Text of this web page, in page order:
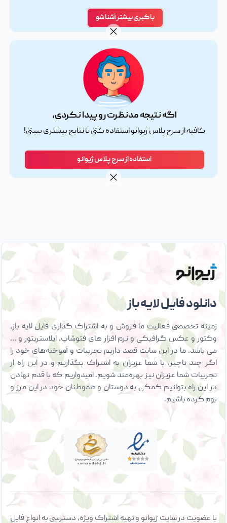
با کبری بیشتر آشنا شو
اگه نتیجه مدنظرت رو پیدا نکردی،
کافیه از سرچ پلاس ژیوانو استفاده کنی تا نتایج بیشتری ببینی!
استفاده از سرچ پلاس ژیوانو
دانلود فایل لایه باز
زمینه تخصصی فعالیت ما فروش و به اشتراک گذاری فایل لایه باز،
وکتور و عکس گرافیکی و نرم افزار های فتوشاپ، ایلاستریتور و …
می باشد. ما در این سایت قصد داریم تجربیات و آموخته‌های خود را
اگر چند ناچیز، با شما عزیزان به اشتراک بگذاریم و در این راه از
تجربیات شما عزیزان نیز بهره‌مند شویم. امیدواریم که با قدم نهادن
در این راه بتوانیم کمکی به دوستان و هموطنان خود در این مرز و
بوم کرده باشیم.
با عضویت در سایت ژیوانو و تهیه اشتراک ویژه، دسترسی به انواع فایل